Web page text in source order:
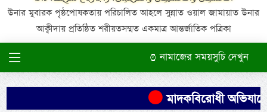
উনার মুবারক পৃষ্ঠপোষকতায় পরিচালিত আহলে সুন্নাত ওয়াল জামায়াত উনার
আক্বীদায় প্রতিষ্ঠিত শরীয়তসম্মত একমাত্র আন্তর্জাতিক পত্রিকা
নামাজের সময়সুচি দেখুন
মাদকবিরোধী